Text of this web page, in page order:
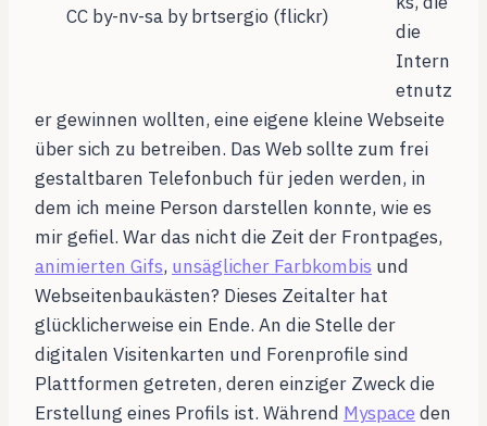
CC by-nv-sa by brtsergio (flickr)
die
Intern
etnutz
er gewinnen wollten, eine eigene kleine Webseite
über sich zu betreiben. Das Web sollte zum frei
gestaltbaren Telefonbuch für jeden werden, in
dem ich meine Person darstellen konnte, wie es
mir gefiel. War das nicht die Zeit der Frontpages,
animierten Gifs, unsäglicher Farbkombis und
Webseitenbaukästen? Dieses Zeitalter hat
glücklicherweise ein Ende. An die Stelle der
digitalen Visitenkarten und Forenprofile sind
Plattformen getreten, deren einziger Zweck die
Erstellung eines Profils ist. Während Myspace den